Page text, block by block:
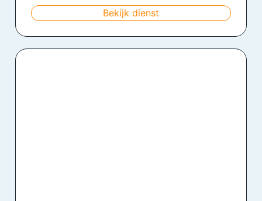
Bekijk dienst